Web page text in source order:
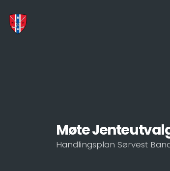
Møte
Handlingsplan Sørvest